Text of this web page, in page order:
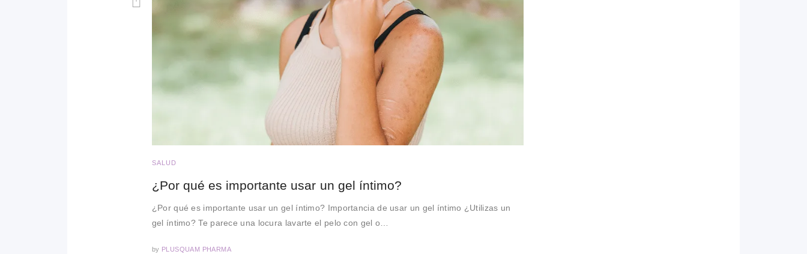
SALUD
¿Por qué es importante usar un gel íntimo?
¿Por qué es importante usar un gel íntimo? Importancia de usar un gel íntimo ¿Utilizas un
gel íntimo? Te parece una locura lavarte el pelo con gel o…
by PLUSQUAM PHARMA